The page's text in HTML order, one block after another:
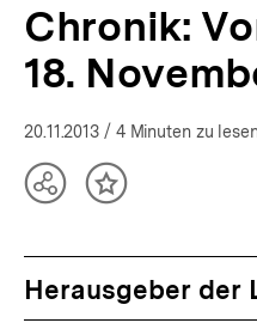
Analysen
bpb.de
Chronik:
18.
20.11.2013 / 4 Minuten zu
TeilenInhalt
Herausgeber der